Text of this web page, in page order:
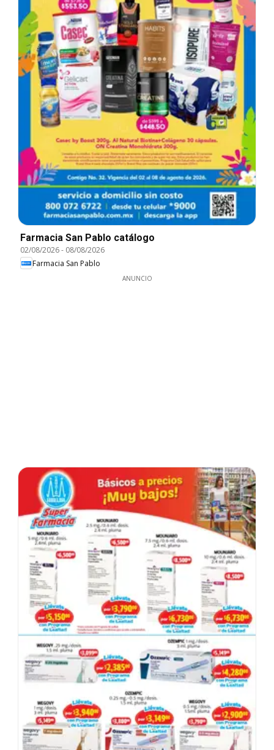
Farmacia San Pablo catálogo
02/08/2026- 08/08/2026
Farmacia San Pablo
ANUNCIO